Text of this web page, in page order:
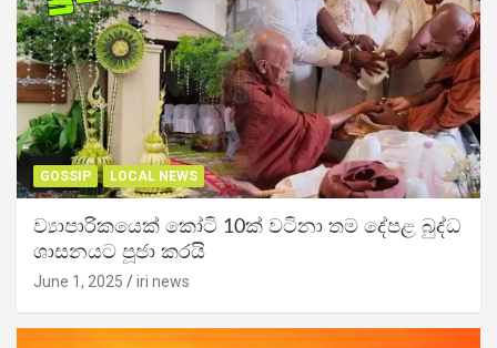
GOSSIP LOCAL NEWS
ව්‍යාපාරිකයෙක් කෝටි 10ක් වටිනා තම දේපළ බුද්ධ
ශාසනයට පූජා කරයි
June 1, 2025 iri news